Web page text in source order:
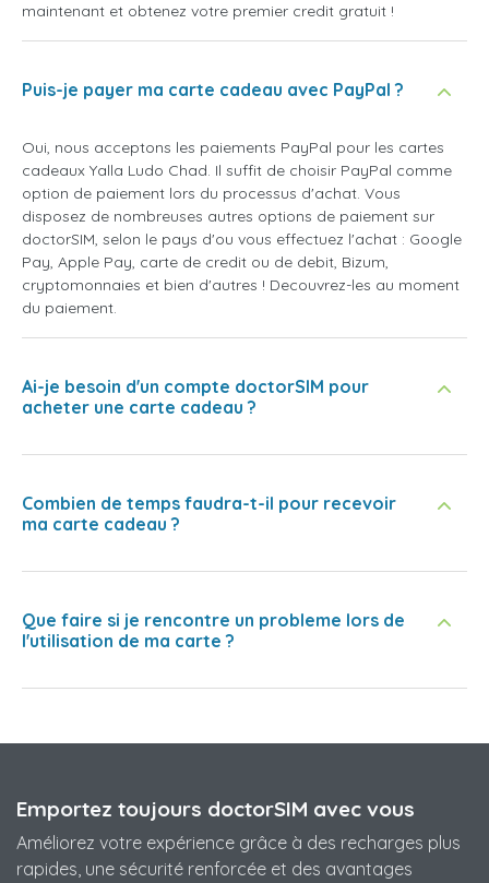
maintenant et obtenez votre premier credit gratuit !
Puis-je payer ma carte cadeau avec PayPal ?
Oui, nous acceptons les paiements PayPal pour les cartes
cadeaux Yalla Ludo Chad. Il suffit de choisir PayPal comme
option de paiement lors du processus d'achat. Vous
disposez de nombreuses autres options de paiement sur
doctorSIM, selon le pays d'ou vous effectuez l'achat : Google
Pay, Apple Pay, carte de credit ou de debit, Bizum,
cryptomonnaies et bien d'autres ! Decouvrez-les au moment
du paiement.
Ai-je besoin d'un compte doctorSIM pour
acheter une carte cadeau ?
Combien de temps faudra-t-il pour recevoir
ma carte cadeau ?
Que faire si je rencontre un probleme lors de
l'utilisation de ma carte ?
Emportez toujours doctorSIM avec vous
Améliorez votre expérience grâce à des recharges plus
rapides, une sécurité renforcée et des avantages